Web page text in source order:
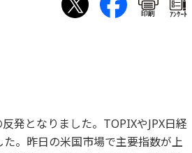
印刷 ｱﾝｹｰﾄ
発となりました。TOPIXやJPX日経
。昨日の米国市場で主要指数が上